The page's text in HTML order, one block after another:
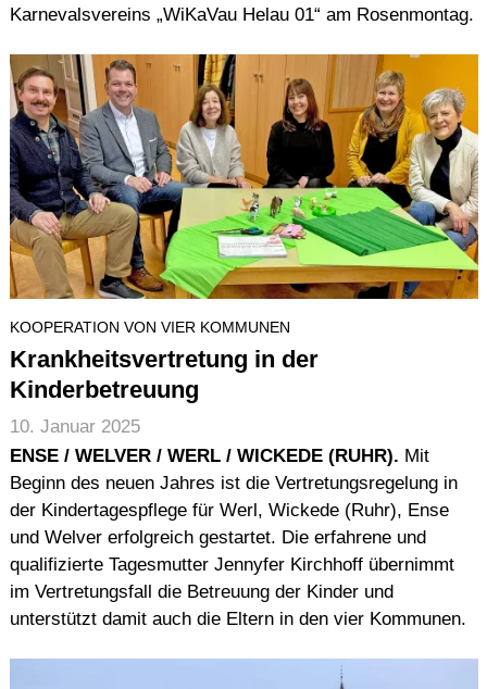
Karnevalsvereins „WiKaVau Helau 01“ am Rosenmontag.
KOOPERATION VON VIER KOMMUNEN
Krankheitsvertretung in der
Kinderbetreuung
10. Januar 2025
ENSE / WELVER / WERL / WICKEDE (RUHR). Mit
Beginn des neuen Jahres ist die Vertretungsregelung in
der Kindertagespflege für Werl, Wickede (Ruhr), Ense
und Welver erfolgreich gestartet. Die erfahrene und
qualifizierte Tagesmutter Jennyfer Kirchhoff übernimmt
im Vertretungsfall die Betreuung der Kinder und
unterstützt damit auch die Eltern in den vier Kommunen.